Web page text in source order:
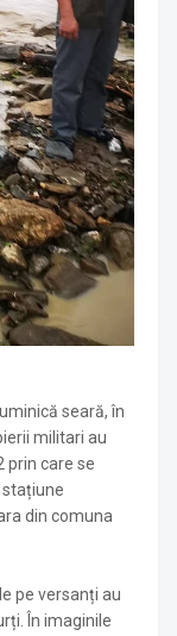
seară, în
militari au
prin care se
din comuna
pe versanți au
În imaginile